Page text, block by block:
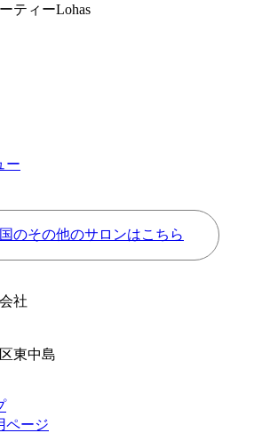
ティーLohas
ー
のその他のサロンはこちら
社
東中島
ページ